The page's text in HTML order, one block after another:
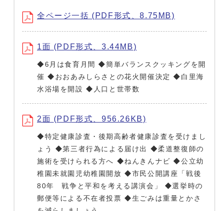
全ページ一括 (PDF形式、8.75MB)
1面 (PDF形式、3.44MB)
◆6月は食育月間 ◆簡単バランスクッキングを開
催 ◆おおあみしらさとの花火開催決定 ◆白里海
水浴場を開設 ◆人口と世帯数
2面 (PDF形式、956.26KB)
◆特定健康診査・後期高齢者健康診査を受けまし
ょう ◆第三者行為による届け出 ◆柔道整復師の
施術を受けられる方へ ◆ねんきんナビ ◆公立幼
稚園未就園児幼稚園開放 ◆市民公開講座「戦後
80年 戦争と平和を考える講演会」 ◆選挙時の
郵便等による不在者投票 ◆生ごみは重量とかさ